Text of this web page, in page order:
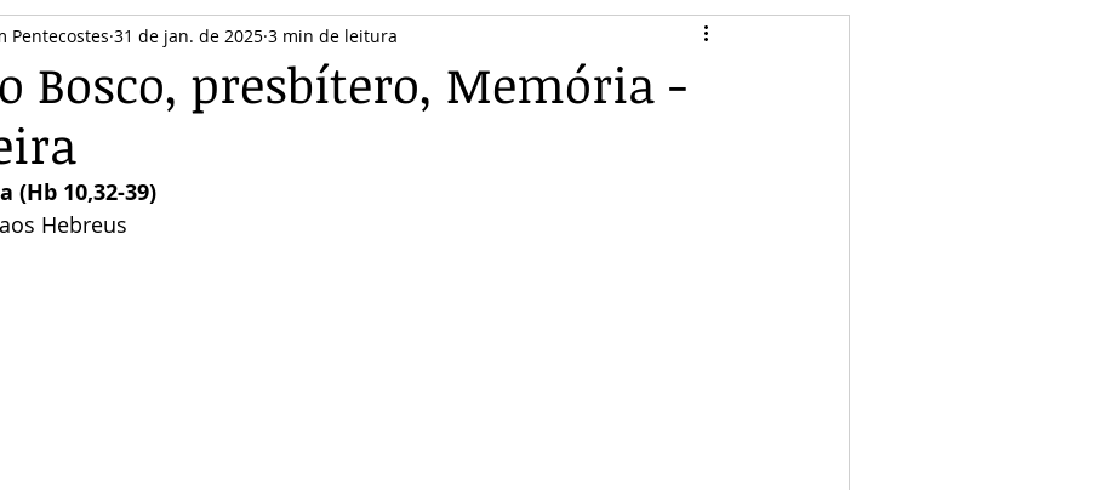
Orações Saúde Diversos Vocacional
Bosco, presbítero, Memória -
Pentecostes 31 de jan. de 2025 3 min de leitura
10,32-39)
Hebreus